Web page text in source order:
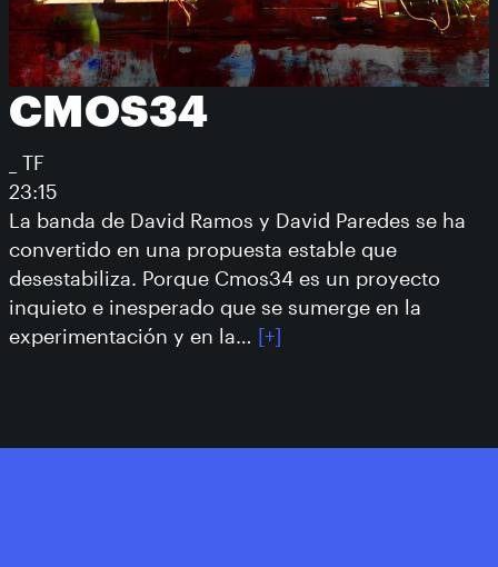
CMOS34
_ TF
23:15
La banda de David Ramos y David Paredes se ha
convertido en una propuesta estable que
desestabiliza. Porque Cmos34 es un proyecto
inquieto e inesperado que se sumerge en la
experimentación y en la… [+]